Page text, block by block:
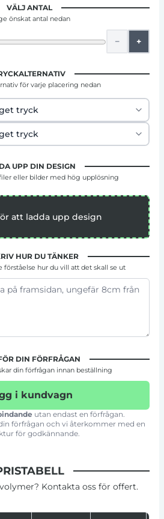
VÄLJ ANTAL
önskat antal nedan
− +
för varje placering nedan
UPP DIN DESIGN
eller bilder med hög upplösning
att ladda upp design
HUR DU TÄNKER
förståelse hur du vill att det skall se ut
DIN FÖRFRÅGAN
din förfrågan innan beställning
i kundvagn
utan endast en förfrågan.
förfrågan och vi återkommer med en
för godkännande.
Kontakta oss för offert.